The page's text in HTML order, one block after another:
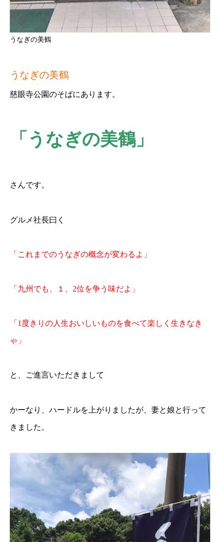
うなぎの美鶴
うなぎの美鶴
慈眼寺公園のそばにあります。
「うなぎの美鶴」
さんです。
グルメ社長曰く
「これまでのうなぎの概念が変わるよ」
「九州でも、１、2位を争う味だよ」
「1度きりの人生おいしいものを食べて楽しく生きなき
ゃ」
と、ご進言いただきまして
かーなり、ハードルを上がりましたが、妻と娘と行って
きました。